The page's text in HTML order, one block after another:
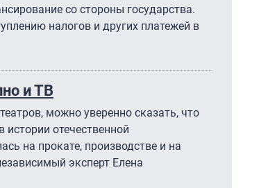
со стороны государства.
налогов и других платежей в
и ТВ
можно уверенно сказать, что
истории отечественной
на прокате, производстве и на
эксперт Елена